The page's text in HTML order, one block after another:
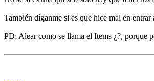
También díganme si es que hice mal en
PD: Alear como se llama el Items ¿?,